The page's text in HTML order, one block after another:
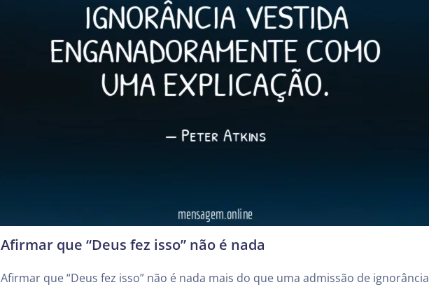
Afirmar que “Deus fez isso” não é nada
Afirmar que “Deus fez isso” não é nada mais do que uma admissão de ignorância